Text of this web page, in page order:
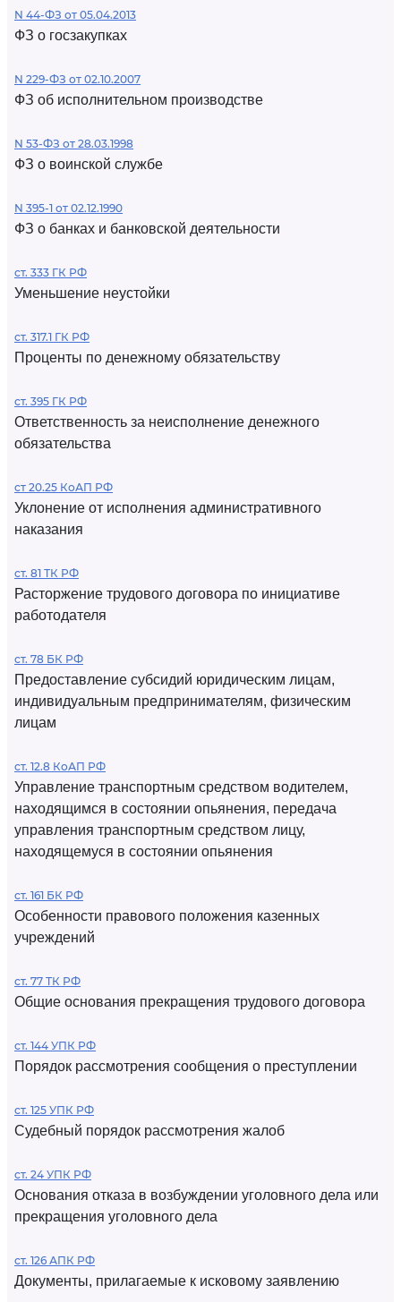
N 44-ФЗ от 05.04.2013
ФЗ о госзакупках
N 229-ФЗ от 02.10.2007
ФЗ об исполнительном производстве
N 53-ФЗ от 28.03.1998
ФЗ о воинской службе
N 395-1 от 02.12.1990
ФЗ о банках и банковской деятельности
ст. 333 ГК РФ
Уменьшение неустойки
ст. 317.1 ГК РФ
Проценты по денежному обязательству
ст. 395 ГК РФ
Ответственность за неисполнение денежного
обязательства
ст 20.25 КоАП РФ
Уклонение от исполнения административного
наказания
ст. 81 ТК РФ
Расторжение трудового договора по инициативе
работодателя
ст. 78 БК РФ
Предоставление субсидий юридическим лицам,
индивидуальным предпринимателям, физическим
лицам
ст. 12.8 КоАП РФ
Управление транспортным средством водителем,
находящимся в состоянии опьянения, передача
управления транспортным средством лицу,
находящемуся в состоянии опьянения
ст. 161 БК РФ
Особенности правового положения казенных
учреждений
ст. 77 ТК РФ
Общие основания прекращения трудового договора
ст. 144 УПК РФ
Порядок рассмотрения сообщения о преступлении
ст. 125 УПК РФ
Судебный порядок рассмотрения жалоб
ст. 24 УПК РФ
Основания отказа в возбуждении уголовного дела или
прекращения уголовного дела
ст. 126 АПК РФ
Документы, прилагаемые к исковому заявлению